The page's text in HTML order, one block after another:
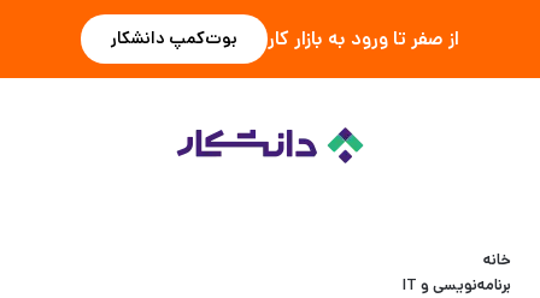
از صفر تا ورود به بازار کار بوت‌کمپ دانشکار
خانه
برنامه‌نویسی و IT